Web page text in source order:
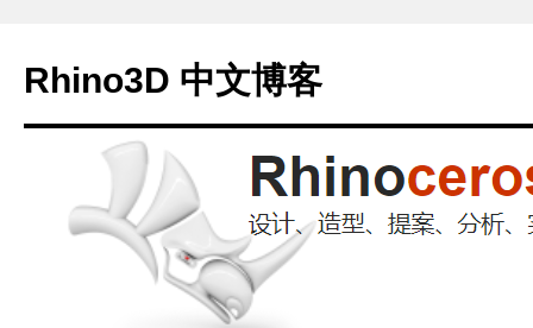
Rhino3D 中文博客